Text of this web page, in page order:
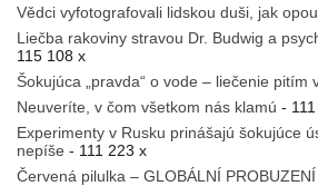
Vědci vyfotografovali lidskou duši, jak
Liečba rakoviny stravou Dr. Budwig a
115 108 x
Šokujúca „pravda“ o vode – liečenie pitím
Neuveríte, v čom všetkom nás klamú -
Experimenty v Rusku prinášajú šokujúce
nepíše - 111 223 x
Červená pilulka – GLOBÁLNÍ PROBUZENÍ